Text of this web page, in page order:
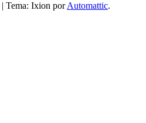
| Tema: Ixion porAutomattic.